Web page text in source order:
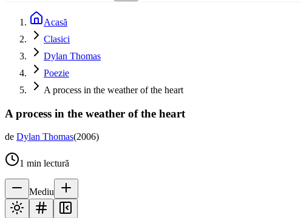
Acasă
Clasici
Dylan Thomas
Poezie
A process in the weather of the heart
A process in the weather of the heart
de Dylan Thomas(2006)
1 min lectură
Mediu